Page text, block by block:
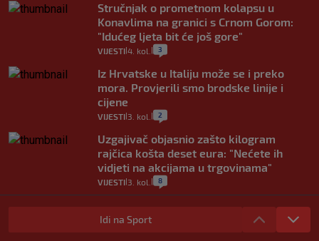
Stručnjak o prometnom kolapsu u
Konavlima na granici s Crnom Gorom:
"Idućeg ljeta bit će još gore"
VIJESTI 4. kol. 3
Iz Hrvatske u Italiju može se i preko
mora. Provjerili smo brodske linije i
cijene
VIJESTI 3. kol. 2
Uzgajivač objasnio zašto kilogram
rajčica košta deset eura: "Nećete ih
vidjeti na akcijama u trgovinama"
VIJESTI 3. kol. 8
Selidba je jedno od stresnijih iskustava.
Evo aktualnih cijena i nekoliko savjeta
Idi na Sport